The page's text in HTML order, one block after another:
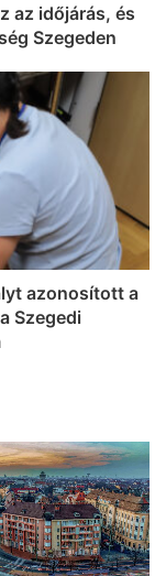
az időjárás, és
Szegeden
azonosított a
Szegedi